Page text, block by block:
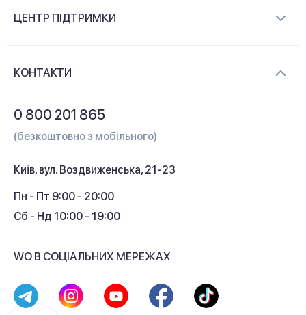
Контакти
ЦЕНТР ПІДТРИМКИ
Кешбек
КОНТАКТИ
0 800 201 865
(безкоштовно з мобільного)
Київ, вул. Воздвиженська, 21-23
Пн - Пт 9:00 - 20:00
Сб - Нд 10:00 - 19:00
WO В СОЦІАЛЬНИХ МЕРЕЖАХ